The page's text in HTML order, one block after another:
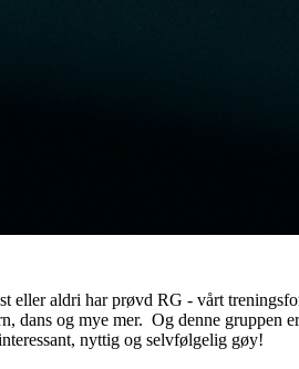
aldri har prøvd RG - vårt
dans og mye mer. Og denne gruppen
nyttig og selvfølgelig gøy!